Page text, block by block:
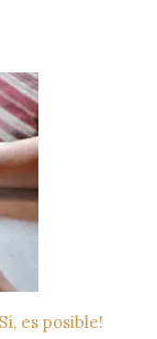
es posible!